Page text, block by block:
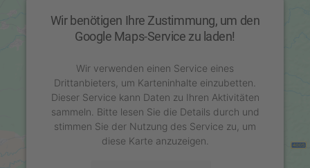
Wir benötigen Ihre Zustimmung, um den
Google Maps-Service zu laden!
Wir verwenden einen Service eines
Drittanbieters, um Karteninhalte einzubetten.
Dieser Service kann Daten zu Ihren Aktivitäten
sammeln. Bitte lesen Sie die Details durch und
stimmen Sie der Nutzung des Service zu, um
diese Karte anzuzeigen.